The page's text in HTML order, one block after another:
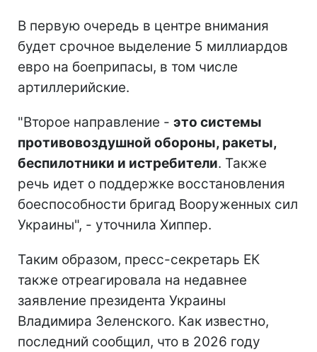
В первую очередь в центре внимания
будет срочное выделение 5 миллиардов
евро на боеприпасы, в том числе
артиллерийские.
"Второе направление - это системы
противовоздушной обороны, ракеты,
беспилотники и истребители. Также
речь идет о поддержке восстановления
боеспособности бригад Вооруженных сил
Украины", - уточнила Хиппер.
Таким образом, пресс-секретарь ЕК
также отреагировала на недавнее
заявление президента Украины
Владимира Зеленского. Как известно,
последний сообщил, что в 2026 году